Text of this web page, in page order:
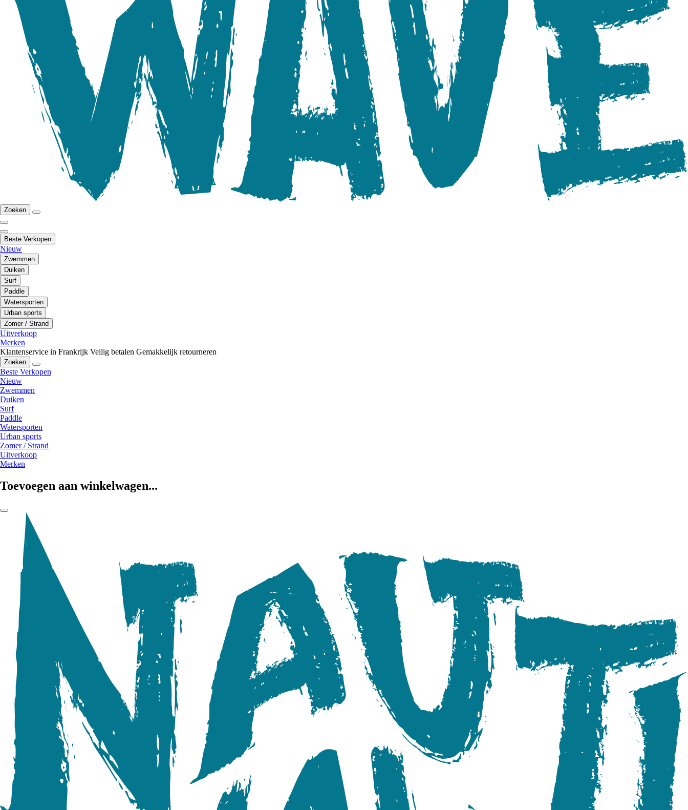
Zoeken
Beste Verkopen
Nieuw
Zwemmen
Duiken
Surf
Paddle
Watersporten
Urban sports
Zomer / Strand
Uitverkoop
Merken
Klantenservice in Frankrijk Veilig betalen Gemakkelijk retourneren
Zoeken
Beste Verkopen
Nieuw
Zwemmen
Duiken
Surf
Paddle
Watersporten
Urban sports
Zomer / Strand
Uitverkoop
Merken
Toevoegen aan winkelwagen...